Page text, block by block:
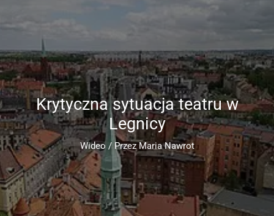
Krytyczna sytuacja teatru w
Legnicy
Wideo / PrzezMaria Nawrot